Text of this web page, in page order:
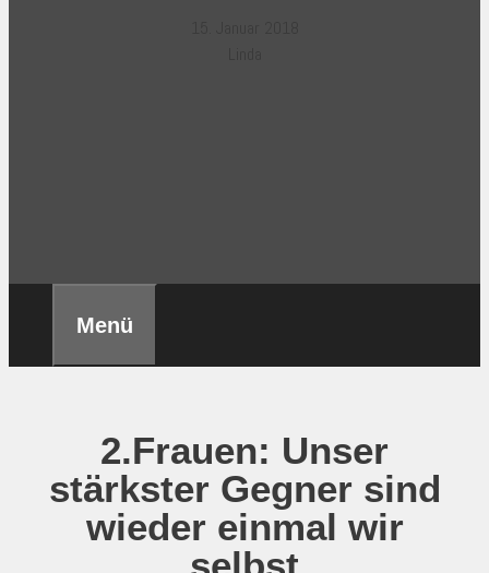
Menü
2.Frauen: Unser
stärkster Gegner sind
wieder einmal wir